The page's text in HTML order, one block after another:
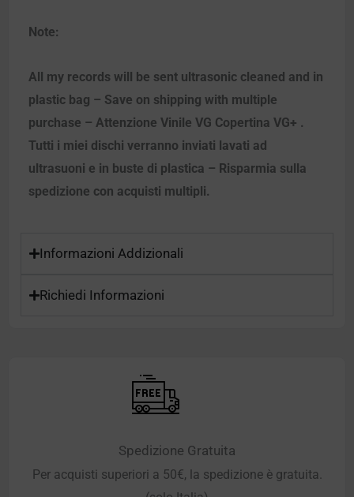
Note:
All my records will be sent ultrasonic cleaned and in
plastic bag – Save on shipping with multiple
purchase – Attenzione Vinile VG Copertina VG+ .
Tutti i miei dischi verranno inviati lavati ad
ultrasuoni e in buste di plastica – Risparmia sulla
spedizione con acquisti multipli.
Informazioni Addizionali
Richiedi Informazioni
Spedizione Gratuita
Per acquisti superiori a 50€, la spedizione è gratuita.